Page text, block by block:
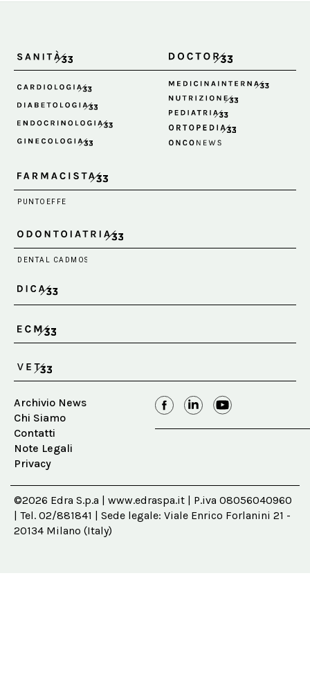
Archivio News
Chi Siamo
Contatti
Note Legali
Privacy
©2026 Edra S.p.a | www.edraspa.it | P.iva 08056040960
| Tel. 02/881841 | Sede legale: Viale Enrico Forlanini 21 -
20134 Milano (Italy)